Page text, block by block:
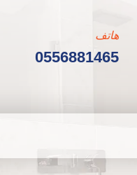
هاتف
0556881465